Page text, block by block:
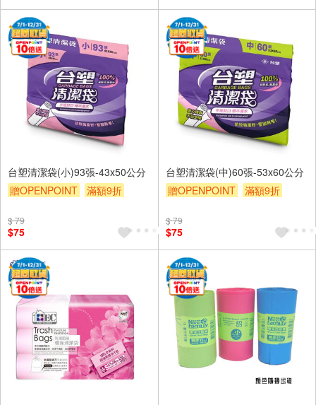
台塑清潔袋(小)93張-43x50公分
贈OPENPOINT
滿額9折
$ 79
$75
台塑清潔袋(中)60張-53x60公分
贈OPENPOINT
滿額9折
$ 79
$75